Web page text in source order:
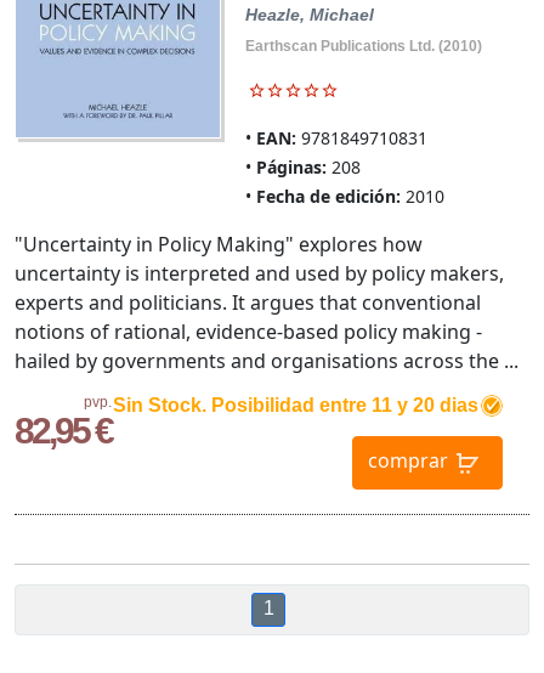
Heazle, Michael
Earthscan Publications Ltd. (2010)
EAN: 9781849710831
Páginas: 208
Fecha de edición: 2010
pvp.
82,95 €
Sin Stock. Posibilidad entre 11 y 20 dias
comprar
"Uncertainty in Policy Making" explores how
uncertainty is interpreted and used by policy makers,
experts and politicians. It argues that conventional
notions of rational, evidence-based policy making -
hailed by governments and organisations across the ...
1